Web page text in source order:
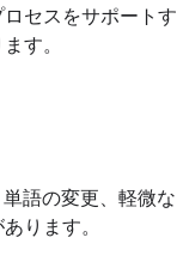
セスをサポートす
す。
語の変更、軽微な
ります。